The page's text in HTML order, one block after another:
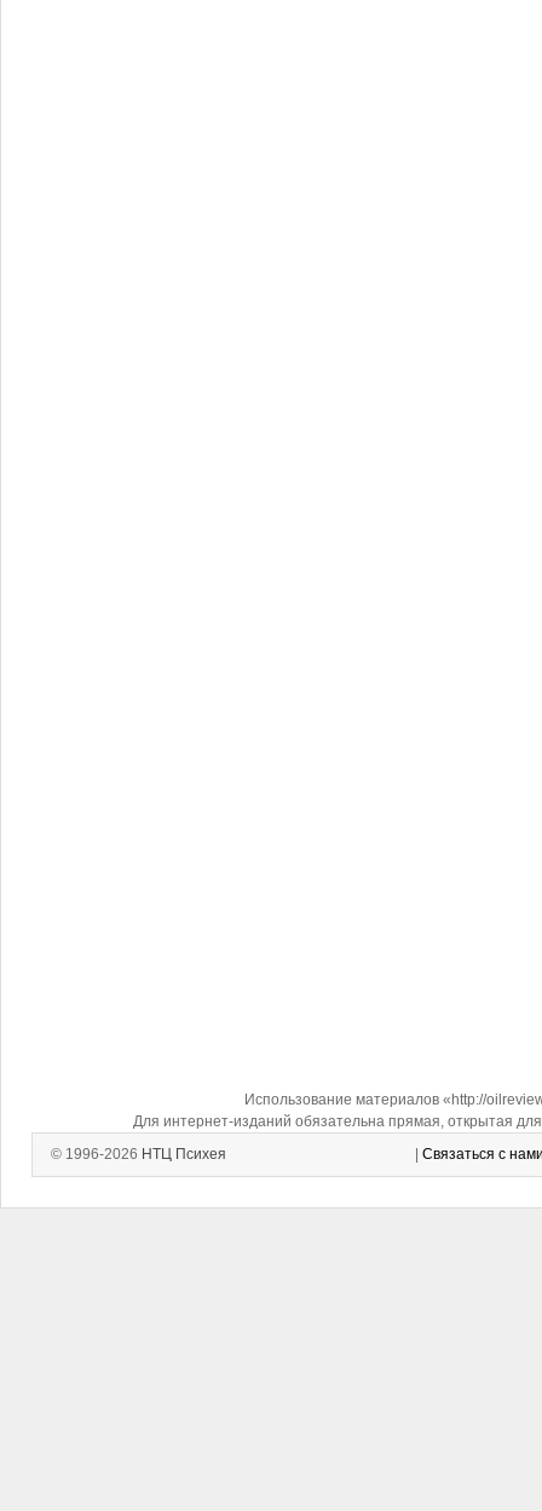
Использование материалов «http://
Для интернет-изданий обязательна прямая, открытая
© 1996-2026 НТЦ Психея Связаться с